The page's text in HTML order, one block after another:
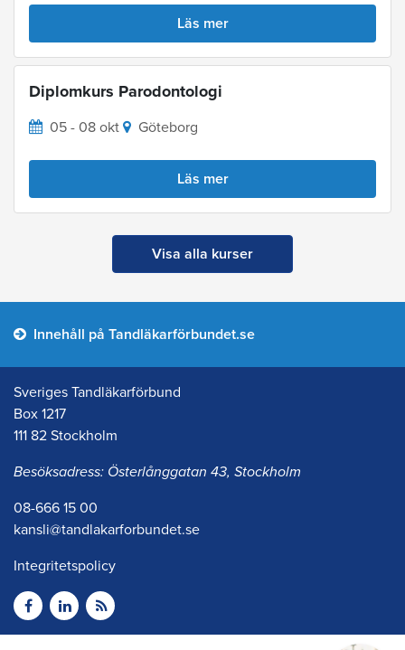
Läs mer
Diplomkurs Parodontologi
05 - 08 okt Göteborg
Läs mer
Visa alla kurser
Innehåll på Tandläkarförbundet.se
Sveriges Tandläkarförbund
Box 1217
111 82 Stockholm
Besöksadress: Österlånggatan 43, Stockholm
08-666 15 00
kansli@tandlakarforbundet.se
Integritetspolicy